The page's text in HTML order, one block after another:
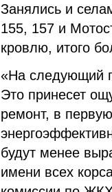
Занялись и
155, 157 и
кровлю, итого
«На следующий
Это принесет
ремонт, в
будут менее
имени всех